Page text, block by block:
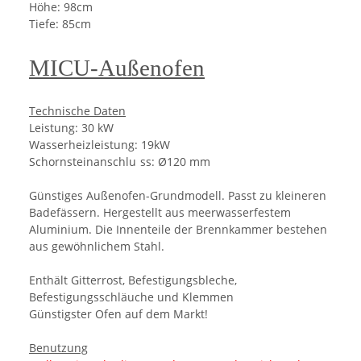
Höhe: 98cm
Tiefe: 85cm
MICU-Außenofen
Technische Daten
Leistung: 30 kW
Wasserheizleistung: 19kW
Schornsteinanschlu ss: Ø120 mm
Günstiges Außenofen-Grundmodell. Passt zu kleineren
Badefässern. Hergestellt aus meerwasserfestem
Aluminium. Die Innenteile der Brennkammer bestehen
aus gewöhnlichem Stahl.
Enthält Gitterrost, Befestigungsbleche,
Befestigungsschläuche und Klemmen
Günstigster Ofen auf dem Markt!
Benutzung